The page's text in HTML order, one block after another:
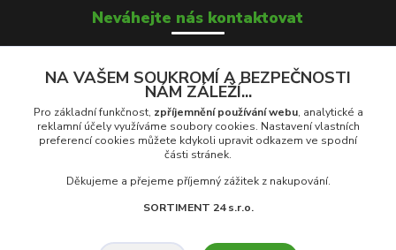
Neváhejte nás kontaktovat
Soňa Škrobánková
+420 739 000 639
Po - Pá: 8:00 - 16:00
prodej@rolety24.cz
NA VAŠEM SOUKROMÍ A BEZPEČNOSTI
NÁM ZÁLEŽÍ...
Pro základní funkčnost, zpříjemnění používání webu, analytické a
reklamní účely využíváme soubory cookies. Nastavení vlastních
preferencí cookies můžete kdykoli upravit odkazem ve spodní
části stránek.
Děkujeme a přejeme příjemný zážitek z nakupování.
SORTIMENT 24 s.r.o.